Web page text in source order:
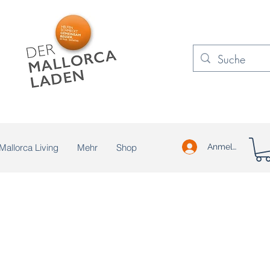
Mallorca Living Mehr Shop Anmelden